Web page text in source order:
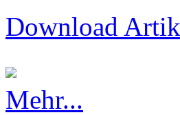
Download
Mehr...